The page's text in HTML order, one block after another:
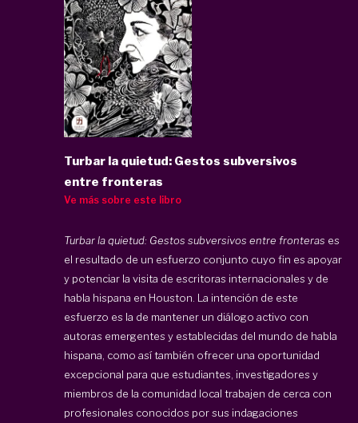
Turbar la quietud: Gestos subversivos
entre fronteras
Ve más sobre este libro
Turbar la quietud: Gestos subversivos entre fronteras es
el resultado de un esfuerzo conjunto cuyo fin es apoyar
y potenciar la visita de escritoras internacionales y de
habla hispana en Houston. La intención de este
esfuerzo es la de mantener un diálogo activo con
autoras emergentes y establecidas del mundo de habla
hispana, como así también ofrecer una oportunidad
excepcional para que estudiantes, investigadores y
miembros de la comunidad local trabajen de cerca con
profesionales conocidos por sus indagaciones